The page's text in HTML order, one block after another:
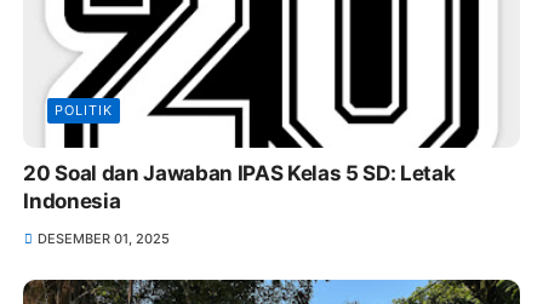
POLITIK
20 Soal dan Jawaban IPAS Kelas 5 SD: Letak
Indonesia
DESEMBER 01, 2025